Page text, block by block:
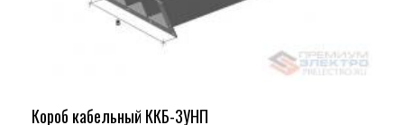
Короб кабельный ККБ-3УНП